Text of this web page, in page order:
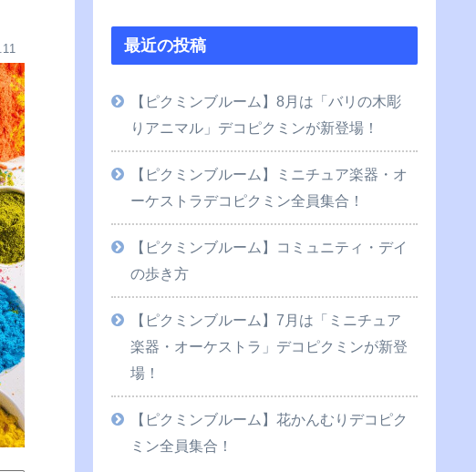
最近の投稿
【ピクミンブルーム】8月は「バリの木彫
りアニマル」デコピクミンが新登場！
【ピクミンブルーム】ミニチュア楽器・オ
ーケストラデコピクミン全員集合！
【ピクミンブルーム】コミュニティ・デイ
の歩き方
【ピクミンブルーム】7月は「ミニチュア
楽器・オーケストラ」デコピクミンが新登
場！
【ピクミンブルーム】花かんむりデコピク
ミン全員集合！